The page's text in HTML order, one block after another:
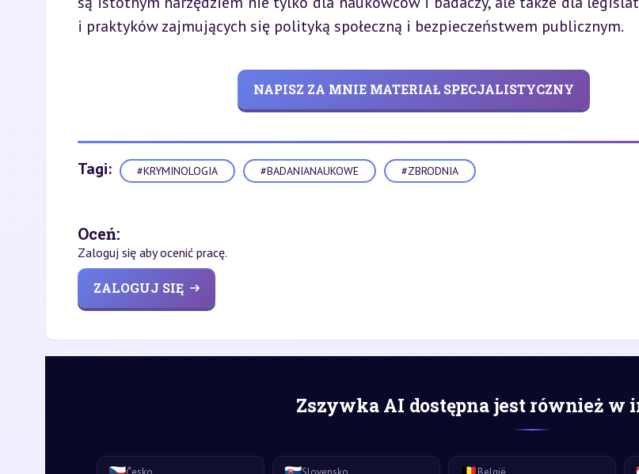
i praktyków zajmujących się polityką społeczną i bezpieczeństwem publicznym.
NAPISZ ZA MNIE MATERIAŁ SPECJALISTYCZNY
Tagi: #KRYMINOLOGIA #BADANIANAUKOWE #ZBRODNIA
Oceń:
Zaloguj się aby ocenić pracę.
ZALOGUJ SIĘ
Zszywka AI dostępna jest również w